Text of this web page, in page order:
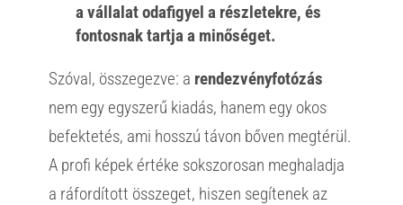
a vállalat odafigyel a részletekre, és
fontosnak tartja a minőséget.
Szóval, összegezve: a rendezvényfotózás
nem egy egyszerű kiadás, hanem egy okos
befektetés, ami hosszú távon bőven megtérül.
A profi képek értéke sokszorosan meghaladja
a ráfordított összeget, hiszen segítenek az